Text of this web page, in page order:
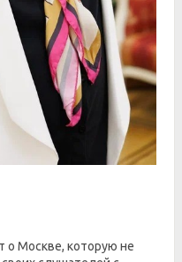
о Москве, которую не